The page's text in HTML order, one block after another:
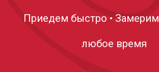
Приедем быстро • Замерим
любое время